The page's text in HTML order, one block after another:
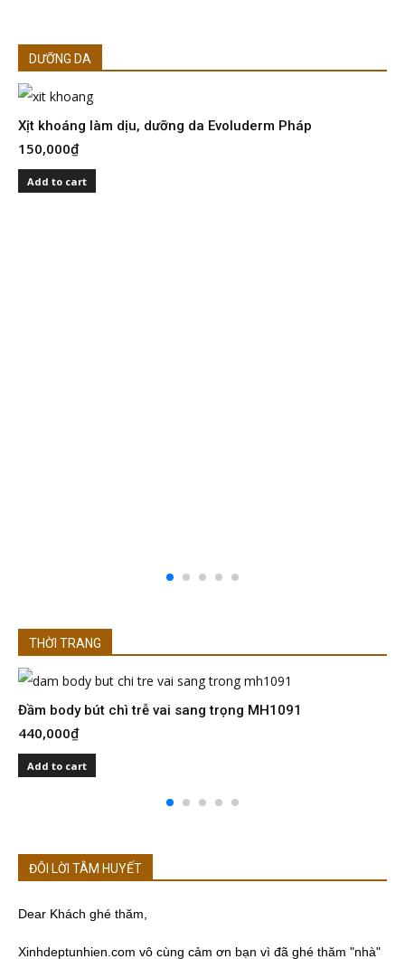
DƯỠNG DA
Xịt khoáng làm dịu, dưỡng da Evoluderm Pháp
150,000₫
Add to cart
THỜI TRANG
Đầm body bút chì trễ vai sang trọng MH1091
440,000₫
Add to cart
ĐÔI LỜI TÂM HUYẾT
Dear Khách ghé thăm,
Xinhdeptunhien.com vô cùng cảm ơn bạn vì đã ghé thăm "nhà"